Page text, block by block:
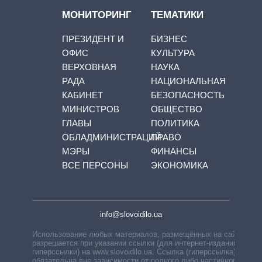
МОНИТОРИНГ
ПРЕЗИДЕНТ И
ОФИС
ВЕРХОВНАЯ
РАДА
КАБИНЕТ
МИНИСТРОВ
ГЛАВЫ
ОБЛАДМИНИСТРАЦИЙ
МЭРЫ
ВСЕ ПЕРСОНЫ
ТЕМАТИКИ
БИЗНЕС
КУЛЬТУРА
НАУКА
НАЦИОНАЛЬНАЯ
БЕЗОПАСНОСТЬ
ОБЩЕСТВО
ПОЛИТИКА
ПРАВО
ФИНАНСЫ
ЭКОНОМИКА
info@slovoidilo.ua
Использование любых материалов, размещённых на сайте,
разрешается при указании ссылки (для интернет-изданий —
гиперссылки) на www.slovoidilo.ua. Ссылка (гиперссылка)